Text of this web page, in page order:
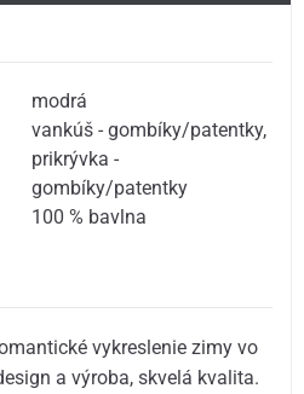
modrá
vankúš - gombíky/patentky,
prikrývka -
gombíky/patentky
100 % bavlna
vykreslenie zimy vo
a výroba, skvelá kvalita.